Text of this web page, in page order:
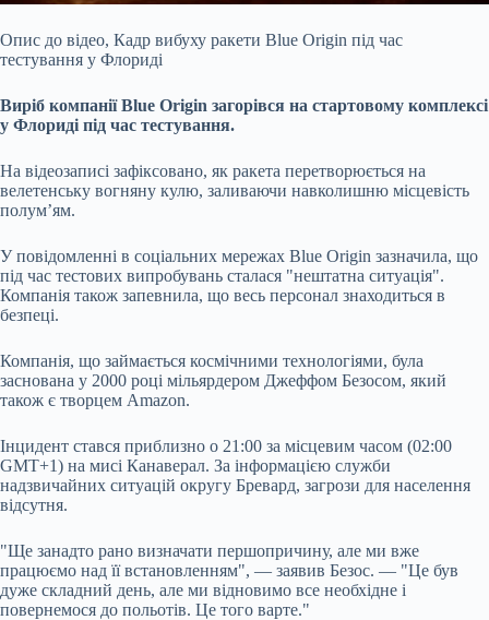
Опис до відео, Кадр вибуху ракети Blue Origin під час
тестування у Флориді
Виріб компанії Blue Origin загорівся на стартовому комплексі
у Флориді під час тестування.
На відеозаписі зафіксовано, як ракета перетворюється на
велетенську вогняну кулю, заливаючи навколишню місцевість
полум’ям.
У повідомленні в соціальних мережах Blue Origin зазначила, що
під час тестових випробувань сталася "нештатна ситуація".
Компанія також запевнила, що весь персонал знаходиться в
безпеці.
Компанія, що займається космічними технологіями, була
заснована у 2000 році мільярдером Джеффом Безосом, який
також є творцем Amazon.
Інцидент стався приблизно о 21:00 за місцевим часом (02:00
GMT+1) на мисі Канаверал. За інформацією служби
надзвичайних ситуацій округу Бревард, загрози для населення
відсутня.
"Ще занадто рано визначати першопричину, але ми вже
працюємо над її встановленням", — заявив Безос. — "Це був
дуже складний день, але ми відновимо все необхідне і
повернемося до польотів. Це того варте."